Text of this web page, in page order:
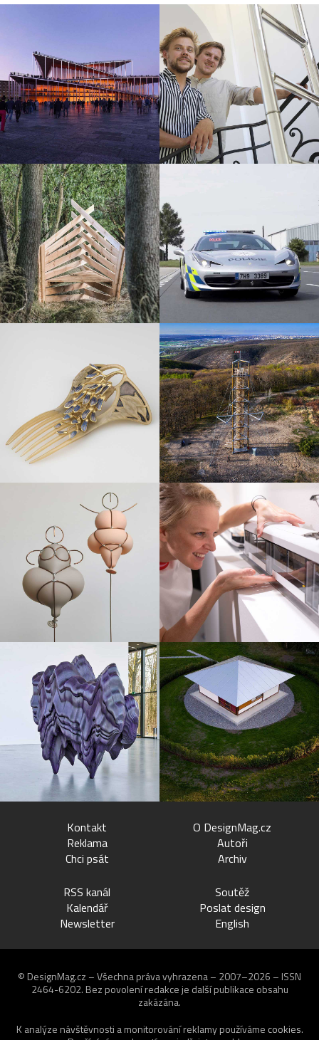
Kontakt
Reklama
Chci psát
O DesignMag.cz
Autoři
Archiv
RSS kanál
Kalendář
Newsletter
Soutěž
Poslat design
English
© DesignMag.cz – Všechna práva vyhrazena – 2007–2026 – ISSN
2464-6202. Bez povolení redakce je další publikace obsahu
zakázána.
K analýze návštěvnosti a monitorování reklamy používáme cookies.